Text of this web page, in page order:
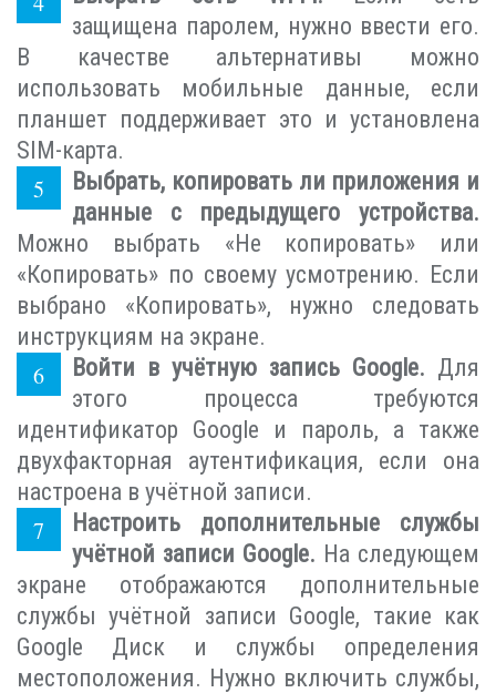
защищена паролем, нужно ввести его.
В качестве альтернативы можно
использовать мобильные данные, если
планшет поддерживает это и установлена
SIM-карта.
Выбрать, копировать ли приложения и
данные с предыдущего устройства.
Можно выбрать «Не копировать» или
«Копировать» по своему усмотрению. Если
выбрано «Копировать», нужно следовать
инструкциям на экране.
Войти в учётную запись Google. Для
этого процесса требуются
идентификатор Google и пароль, а также
двухфакторная аутентификация, если она
настроена в учётной записи.
Настроить дополнительные службы
учётной записи Google. На следующем
экране отображаются дополнительные
службы учётной записи Google, такие как
Google Диск и службы определения
местоположения. Нужно включить службы,